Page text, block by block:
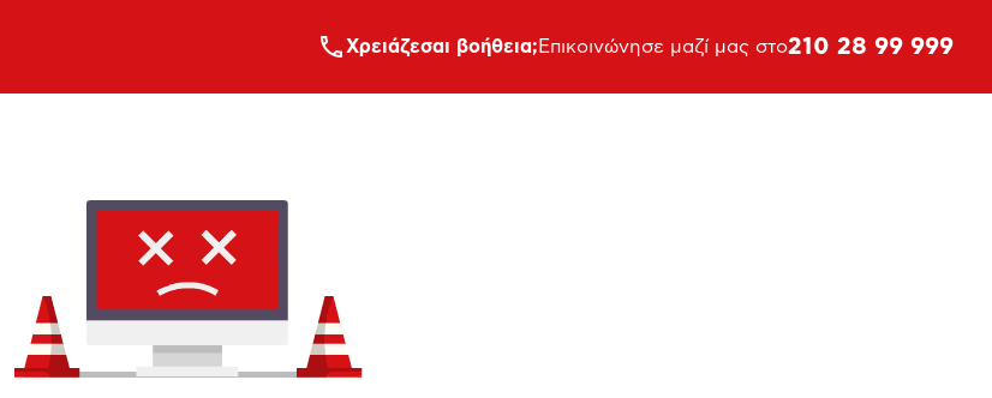
Xρειάζεσαι βοήθεια; Επικοινώνησε μαζί μας στο210 28 99 999